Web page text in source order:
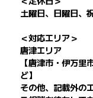
土曜日、日曜日、
＜対応エリア＞
唐津エリア
【唐津市・伊万
ど】
その他、記載外の